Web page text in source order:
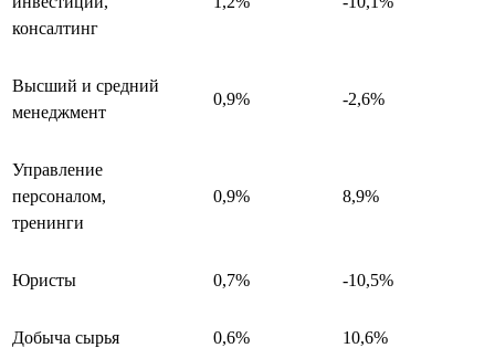
консалтинг
Высший и средний
менеджмент
0,9% -2,6%
Управление
персоналом,
тренинги
0,9% 8,9%
Юристы 0,7% -10,5%
Добыча сырья 0,6% 10,6%